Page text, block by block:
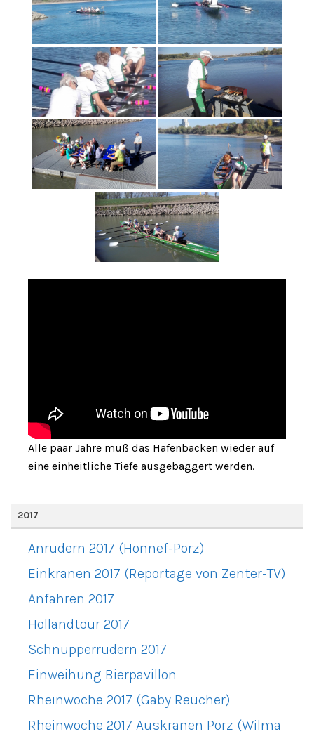
Alle paar Jahre muß das Hafenbacken wieder auf
eine einheitliche Tiefe ausgebaggert werden.
2017
Anrudern 2017 (Honnef-Porz)
Einkranen 2017 (Reportage von Zenter-TV)
Anfahren 2017
Hollandtour 2017
Schnupperrudern 2017
Einweihung Bierpavillon
Rheinwoche 2017 (Gaby Reucher)
Rheinwoche 2017 Auskranen Porz (Wilma